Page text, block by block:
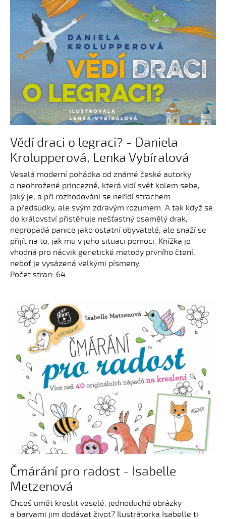
Vědí draci o legraci? - Daniela
Krolupperová, Lenka Vybíralová
Veselá moderní pohádka od známé české autorky
o neohrožené princezně, která vidí svět kolem sebe,
jaký je, a při rozhodování se neřídí strachem
a předsudky, ale svým zdravým rozumem. A tak když se
do království přistěhuje nešťastný osamělý drak,
nepropadá panice jako ostatní obyvatelé, ale snaží se
přijít na to, jak mu v jeho situaci pomoci. Knížka je
vhodná pro nácvik genetické metody prvního čtení,
neboť je vysázená velkými písmeny.
Počet stran: 64
Čmárání pro radost - Isabelle
Metzenová
Chceš umět kreslit veselé, jednoduché obrázky
a barvami jim dodávat život? Ilustrátorka Isabelle ti